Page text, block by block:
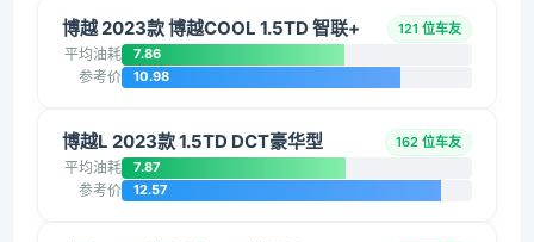
博越 2023款 博越COOL 1.5TD 智联+ 121 位车友
平均油耗 7.86
参考价 10.98
博越L 2023款 1.5TD DCT豪华型 162 位车友
平均油耗 7.87
参考价 12.57